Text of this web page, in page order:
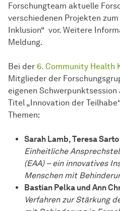
Forschungteam aktuelle
verschiedenen Projekten
Inklusion“ vor. Weitere
Meldung.
Bei der 6. Community Health
Mitglieder der
eigenen Schwerpunktsession
Titel „Innovation der
Themen:
Sarah Lamb, Teresa
Einheitliche
(EAA) – ein innovatives
Menschen mit
Bastian Pelka und Ann
Verfahren zur Stärkung